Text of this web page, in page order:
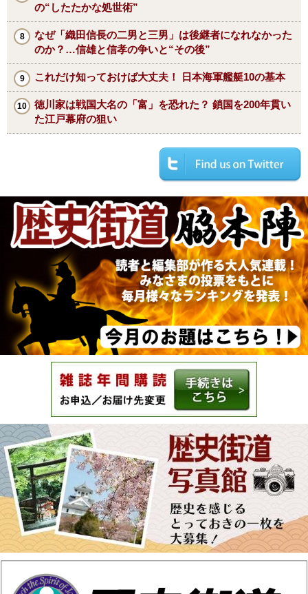
の“したたかな処世術”
なぜ「織田信長の二男と三男」は後継者になれなかった
のか？…信雄と信孝の争いと“その後”
これだけ知っておけば大丈夫！ 日本海軍艦艇10の基本
徳川家は戦国大名の「富」を恐れた？ 鎖国を200年貫い
た江戸幕府の狙い